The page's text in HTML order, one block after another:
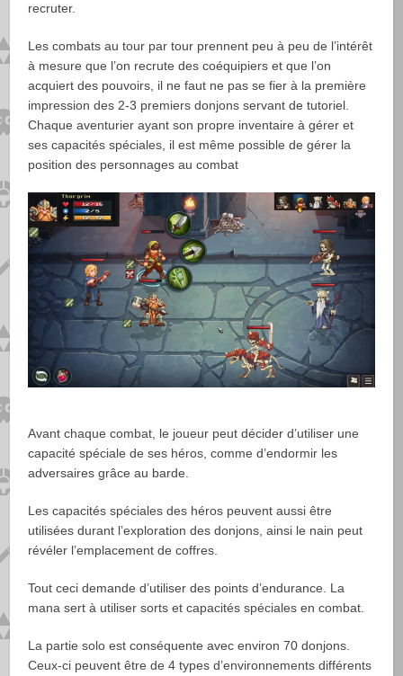
recruter.
Les combats au tour par tour prennent peu à peu de l’intérêt
à mesure que l’on recrute des coéquipiers et que l’on
acquiert des pouvoirs, il ne faut ne pas se fier à la première
impression des 2-3 premiers donjons servant de tutoriel.
Chaque aventurier ayant son propre inventaire à gérer et
ses capacités spéciales, il est même possible de gérer la
position des personnages au combat
Avant chaque combat, le joueur peut décider d’utiliser une
capacité spéciale de ses héros, comme d’endormir les
adversaires grâce au barde.
Les capacités spéciales des héros peuvent aussi être
utilisées durant l’exploration des donjons, ainsi le nain peut
révéler l’emplacement de coffres.
Tout ceci demande d’utiliser des points d’endurance. La
mana sert à utiliser sorts et capacités spéciales en combat.
La partie solo est conséquente avec environ 70 donjons.
Ceux-ci peuvent être de 4 types d’environnements différents